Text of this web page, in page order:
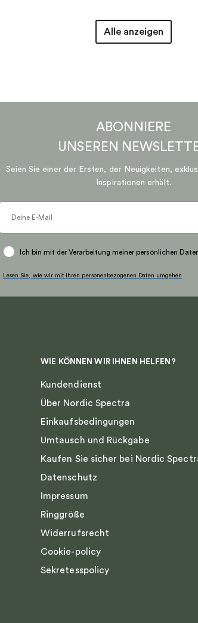
Alle anzeigen
ABONNIERE
UNSEREN
Seien Sie einer der Ersten, der Neuigkeiten,
Inspirationen erhält.
Ich bin mit der Verarbeitung meiner persönlichen
Lesen Sie, wie wir mit Ihren personenbezogenen Daten umgehen
WIE KÖNNEN WIR IHNEN HELFEN?
Kundendienst
Über Nordic Spectra
Einkaufsbedingungen
Umtausch und Rückgabe
Kaufen Sie sicher bei Nordic
Datenschutz
Impressum
Ringgröße
Widerrufsrecht
Cookie-policy
Sekretesspolicy